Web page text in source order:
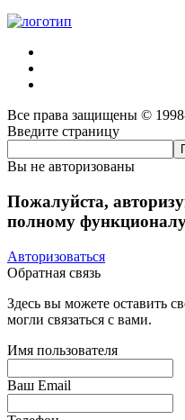
Все права защищены ©
Введите страницу
Вы не авторизованы
Пожалуйста,
полному
Авторизоваться
Обратная связь
Здесь вы можете оставить
могли связаться с вами.
Имя пользователя
Ваш Email